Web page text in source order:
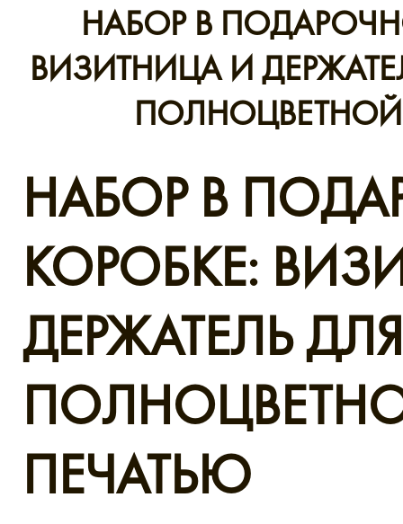
НАБОР В
ВИЗИТНИЦА И
НАБОР В
КОРОБКЕ:
ДЕРЖАТЕЛЬ
ПЕЧАТЬЮ